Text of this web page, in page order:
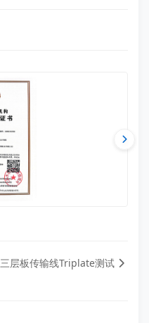
三层板传输线Triplate测试